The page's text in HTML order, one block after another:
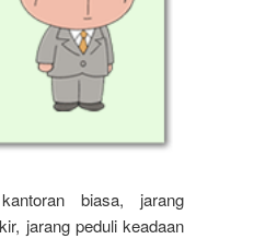
biasa, jarang
jarang peduli keadaan